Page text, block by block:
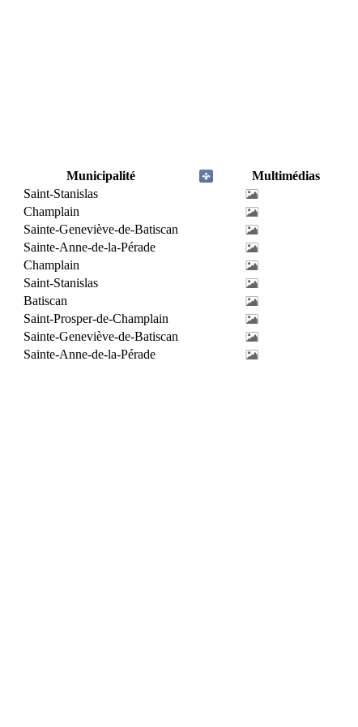
Municipalité
Multimédias
Saint-Stanislas
Champlain
Sainte-Geneviève-de-Batiscan
Sainte-Anne-de-la-Pérade
Champlain
Saint-Stanislas
Batiscan
Saint-Prosper-de-Champlain
Sainte-Geneviève-de-Batiscan
Sainte-Anne-de-la-Pérade